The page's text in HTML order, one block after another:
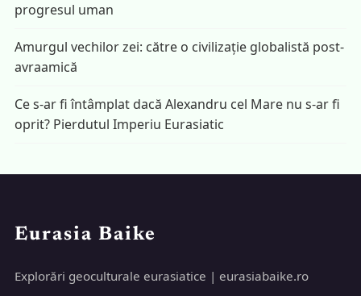
progresul uman
Amurgul vechilor zei: către o civilizație globalistă post-
avraamică
Ce s-ar fi întâmplat dacă Alexandru cel Mare nu s-ar fi
oprit? Pierdutul Imperiu Eurasiatic
Eurasia Baike
Explorări geoculturale eurasiatice | eurasiabaike.ro